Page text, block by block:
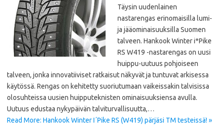
Täysin uudenlainen
nastarengas erinomaisilla lumi-
ja jääominaisuuksilla Suomen
talveen. Hankook Winter i*Pike
RS W419 -nastarengas on uusi
huippu-uutuus pohjoiseen
talveen, jonka innovatiiviset ratkaisut näkyvät ja tuntuvat arkisessa
käytössä. Rengas on kehitetty suoriutumaan vaikeissakin talvisissa
olosuhteissa uusien huipputeknisten ominaisuuksiensa avulla.
Uutuus edustaa nykypäivän talviturvallisuutta,…
Read More: Hankook Winter I´Pike RS (W419) pärjäsi TM testeissä! »